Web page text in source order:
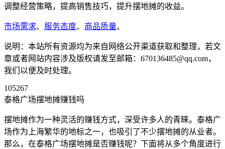
调整经营策略，提高销售技巧，提升摆地摊的收益。
市场需求、 服务态度、 商品质量、
说明：本站所有资源均为来自网络公开渠道获取和整理，若文
章或者网站内容涉及版权请发至邮箱：670136485@qq.com，
我们以便及时处理。
105267
泰格广场摆地摊赚钱吗
摆地摊作为一种灵活的赚钱方式，深受许多人的青睐。泰格广
场作为上海繁华的地标之一，也吸引了不少摆地摊的从业者。
那么，在泰格广场摆地摊是否赚钱呢？下面将从多个角度进行